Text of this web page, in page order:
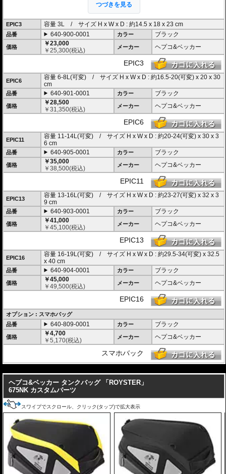
・ソフトバッグでありながら型くずれを起こしにくく、また高いホールド性能
を誇り、高速走行でも安心してご利用いただけます (メーカー推奨最大速度 : 13
0km/h)。
・防水仕様 : 高い防水性を誇るインナーライニングを装備。 (完全防水を保証す
るものではありません)
・リッド裏にはメッシュポケットを装備。
・天面にはグローブなどを収めるのに便利なベルクロベルトを装備。
・バッグの手前、両サイドにはファスナー付きのポケットを装備。※EPIC3,EP
・サイドに施されたデザインは安全性を高めるリフレクター仕様。
・バッグの開閉ロックやバッグの車体へのロックなど様々なセキュリティオプ
ション
の使用が可能。
・オプションにスマホバッグを用意。バッグに入れたままでの操作が可能で、
スマホをナビとして利用する際に大変便利です。
5種類のサイズをラインナップ。用途に合わせてお選び頂けます。
が必要です
つづきを見る
EPIC3 容量 3L / サイズ H x W x D : 約14.5 x 18 x 23 cm
品番 640-900-0001 カラー ブラック
価格
￥23,000
￥25,300(税込) メーカー ヘプコ&ベッカー
EPIC3
EPIC6
容量 6-8L(可変) / サイズ H x W x D : 約16.5-20(可変) x 20 x 30
cm
品番 640-901-0001 カラー ブラック
価格
￥28,500
￥31,350(税込) メーカー ヘプコ&ベッカー
EPIC6
EPIC11
容量 11-14L(可変) / サイズ H x W x D : 約20-24(可変) x 30 x 3
6 cm
品番 640-905-0001 カラー ブラック
価格
￥35,000
￥38,500(税込) メーカー ヘプコ&ベッカー
EPIC11
EPIC13
容量 13-16L(可変) / サイズ H x W x D : 約23-27(可変) x 32 x 3
9 cm
品番 640-903-0001 カラー ブラック
価格
￥41,000
￥45,100(税込) メーカー ヘプコ&ベッカー
EPIC13
EPIC16
容量 16-19L(可変) / サイズ H x W x D : 約29.5-34(可変) x 32.5
x 40 cm
品番 640-904-0001 カラー ブラック
価格
￥45,000
￥49,500(税込) メーカー ヘプコ&ベッカー
EPIC16
オプション : スマホバッグ
品番
640-809-0001 カラー ブラック
価格
￥4,700
￥5,170(税込) メーカー ヘプコ&ベッカー
スマホバック
ヘプコ&ベッカー タンクバッグ 「ROYSTER」
675NK カスタムパーツ
スワイプでスクロール、クリック(タップ)で拡大表示